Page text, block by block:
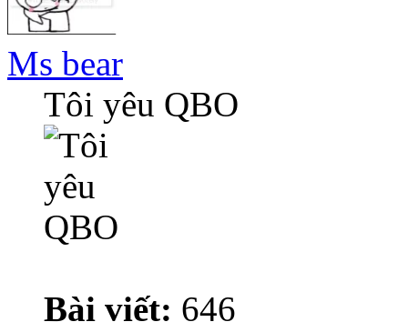
Ms bear
Tôi yêu QBO
Bài viết: 646